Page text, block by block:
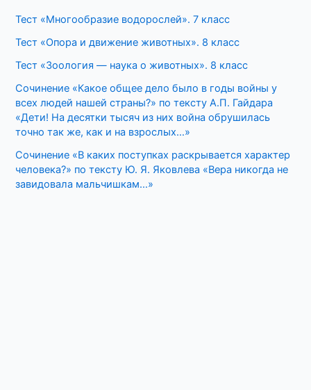
Тест «Многообразие водорослей». 7 класс
Тест «Опора и движение животных». 8 класс
Тест «Зоология — наука о животных». 8 класс
Сочинение «Какое общее дело было в годы войны у
всех людей нашей страны?» по тексту А.П. Гайдара
«Дети! На десятки тысяч из них война обрушилась
точно так же, как и на взрослых…»
Сочинение «В каких поступках раскрывается характер
человека?» по тексту Ю. Я. Яковлева «Вера никогда не
завидовала мальчишкам…»